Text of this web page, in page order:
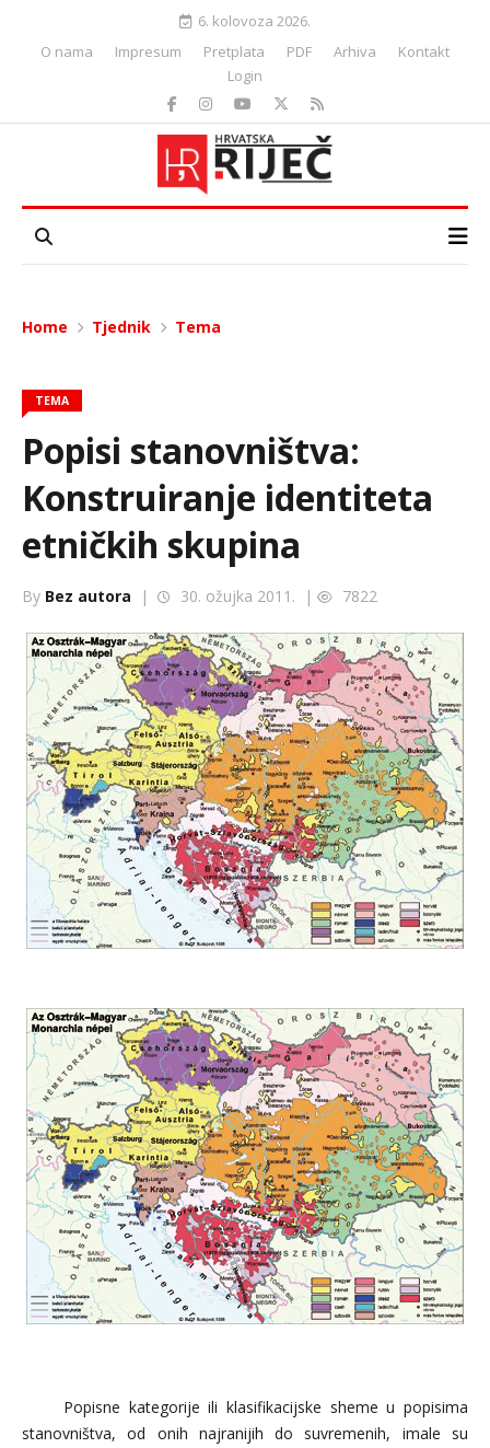
6. kolovoza 2026.
O nama
Impresum Pretplata PDF Arhiva
Kontakt
Login
Home Tjednik Tema
TEMA
Popisi stanovništva:
Konstruiranje identiteta
etničkih skupina
By Bez autora | 30. ožujka 2011. | 7822
Popisne kategorije ili klasifikacijske sheme u popisima
stanovništva, od onih najranijih do suvremenih, imale su